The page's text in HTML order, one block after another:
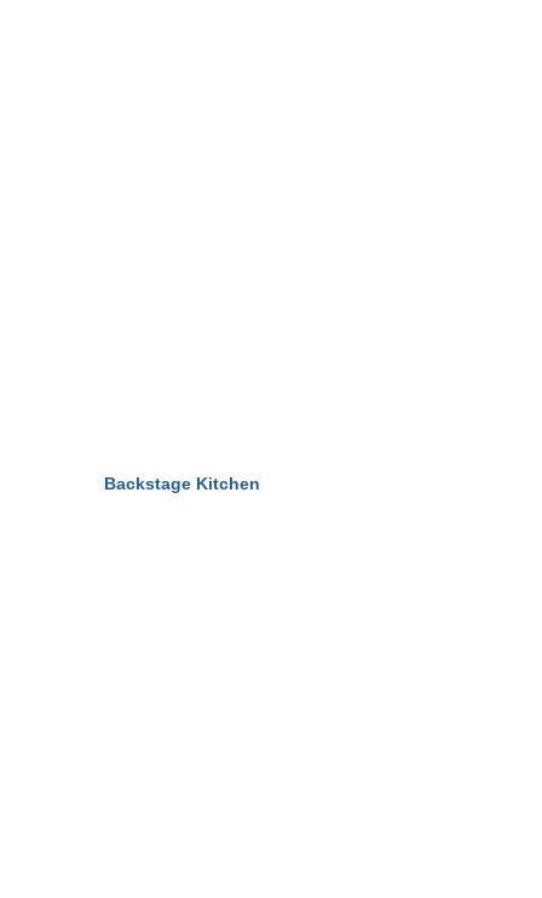
Backstage Kitchen